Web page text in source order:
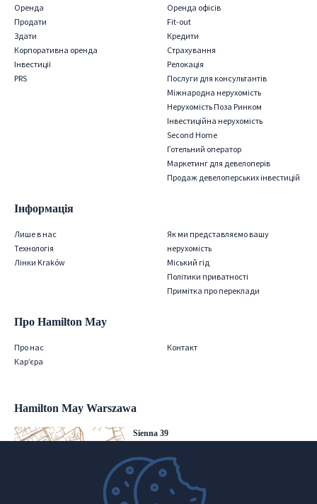
Оренда
Продати
Здати
Корпоративна оренда
Iнвестиції
PRS
Оренда офісів
Fit-out
Кредити
Страхування
Релокація
Послуги для консультантів
Міжнародна нерухомість
Нерухомість Поза Ринком
Інвестиційна нерухомість
Second Home
Готельний оператор
Маркетинг для девелоперів
Продаж девелоперських інвестицій
Інформація
Лише в нас
Технологія
Лінки Kraków
Як ми представляємо вашу
нерухомість
Міський гід
Політики приватності
Примітка про переклади
Про Hamilton May
Про нас
Кар’єра
Контакт
Hamilton May Warszawa
Sienna 39
(+48) 22 428 16 15
warsaw@hamiltonmay.com